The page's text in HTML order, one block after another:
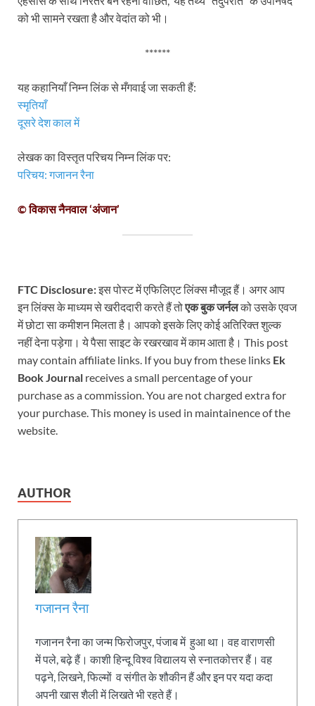
को भी सामने रखता है और वेदांत को भी।
******
यह कहानियाँ निम्न लिंक से मँगवाई जा सकती हैं:
स्मृतियाँ
दूसरे देश काल में
लेखक का विस्तृत परिचय निम्न लिंक पर:
परिचय: गजानन रैना
© विकास नैनवाल ‘अंजान’
FTC Disclosure:इस पोस्ट में एफिलिएट लिंक्स मौजूद हैं। अगर आप
इन लिंक्स के माध्यम से खरीददारी करते हैं तोएक बुक जर्नलको उसके एवज
में छोटा सा कमीशन मिलता है। आपको इसके लिए कोई अतिरिक्त शुल्क
नहीं देना पड़ेगा। ये पैसा साइट के रखरखाव में काम आता है। This post
may contain affiliate links. If you buy from these links Ek
Book Journal receives a small percentage of your
purchase as a commission. You are not charged extra for
your purchase. This money is used in maintainence of the
website.
AUTHOR
गजानन रैना
गजानन रैना का जन्म फिरोजपुर, पंजाब में हुआ था। वह वाराणसी
में पले, बढ़े हैं। काशी हिन्दू विश्व विद्यालय से स्नातकोत्तर हैं। वह
पढ़ने, लिखने, फिल्मों व संगीत के शौकीन हैं और इन पर यदा कदा
अपनी खास शैली में लिखते भी रहते हैं।